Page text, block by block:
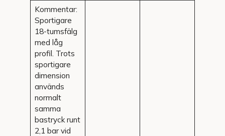
Kommentar:
Sportigare
18-tumsfälg
med låg
profil. Trots
sportigare
dimension
används
normalt
samma
bastryck runt
2,1 bar vid